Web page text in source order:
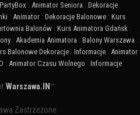
PartyBox : Animator Seniora : Dekoracje
: Animator : Dekoracje Balonowe : Kurs
Balonów : Kurs Animatora Gdańsk :
: Akademia Animatora : Balony Warszawa :
Balonowe Dekoracje : Informacje : Animator
: Animator Czasu Wolnego : Informacje
Warszawa.IN ™
Zastrzeżone.